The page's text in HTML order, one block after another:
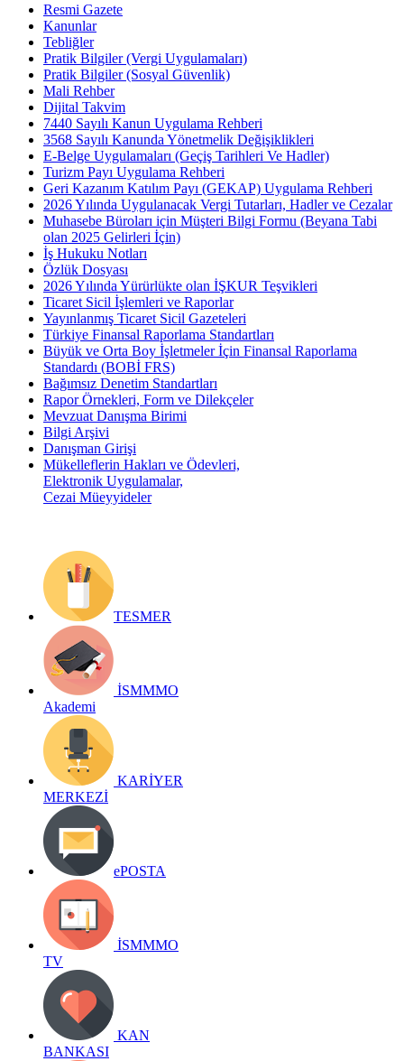
Resmi Gazete
Kanunlar
Tebliğler
Pratik Bilgiler (Vergi Uygulamaları)
Pratik Bilgiler (Sosyal Güvenlik)
Mali Rehber
Dijital Takvim
7440 Sayılı Kanun Uygulama Rehberi
3568 Sayılı Kanunda Yönetmelik Değişiklikleri
E-Belge Uygulamaları (Geçiş Tarihleri Ve Hadler)
Turizm Payı Uygulama Rehberi
Geri Kazanım Katılım Payı (GEKAP) Uygulama Rehberi
2026 Yılında Uygulanacak Vergi Tutarları, Hadler ve Cezalar
Muhasebe Büroları için Müşteri Bilgi Formu (Beyana Tabi
olan 2025 Gelirleri İçin)
İş Hukuku Notları
Özlük Dosyası
2026 Yılında Yürürlükte olan İŞKUR Teşvikleri
Ticaret Sicil İşlemleri ve Raporlar
Yayınlanmış Ticaret Sicil Gazeteleri
Türkiye Finansal Raporlama Standartları
Büyük ve Orta Boy İşletmeler İçin Finansal Raporlama
Standardı (BOBİ FRS)
Bağımsız Denetim Standartları
Rapor Örnekleri, Form ve Dilekçeler
Mevzuat Danışma Birimi
Bilgi Arşivi
Danışman Girişi
Mükelleflerin Hakları ve Ödevleri,
Elektronik Uygulamalar,
Cezai Müeyyideler
TESMER
İSMMMO
Akademi
KARİYER
MERKEZİ
ePOSTA
İSMMMO
TV
KAN
BANKASI